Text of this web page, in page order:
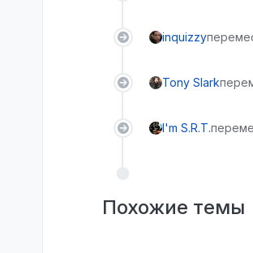
inquizzy
Tony Slark
I'm S.R.T.
Похожие темы